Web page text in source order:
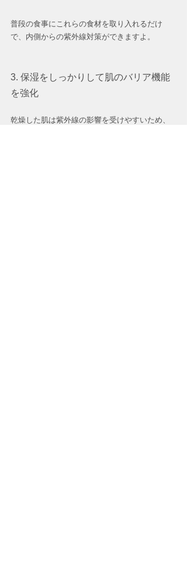
普段の食事にこれらの食材を取り入れるだけ
で、内側からの紫外線対策ができますよ。
3. 保湿をしっかりして肌のバリア機能
を強化
乾燥した肌は紫外線の影響を受けやすいため、